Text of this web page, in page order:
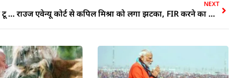
IPL 2025: LSG और PBKS के बीच मुकाबला आज, देखें हेड टू हेड रिकॉर्ड
NEXT
राउज एवेन्यू कोर्ट से कपिल मिश्रा को लगा झटका, FIR करने का दिया आदेश